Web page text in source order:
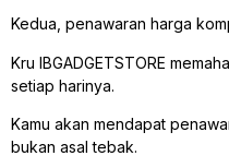
Kedua, penawaran harga
Kru IBGADGETSTORE
setiap harinya.
Kamu akan mendapat
bukan asal tebak.